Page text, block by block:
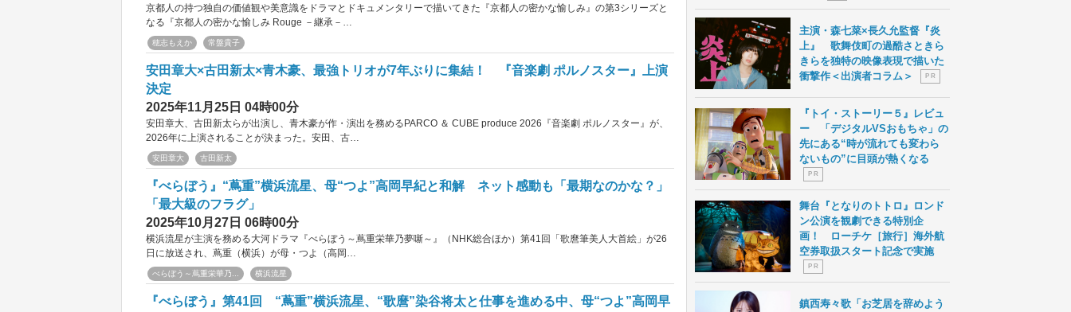
京都人の持つ独自の価値観や美意識をドラマとドキュメンタリーで描いてきた『京都人の密かな愉しみ』の第3シリーズと
なる『京都人の密かな愉しみ Rouge －継承－…
穂志もえか 常盤貴子
安田章大×古田新太×青木豪、最強トリオが7年ぶりに集結！ 『音楽劇 ポルノスター』上演
決定
2025年11月25日 04時00分
安田章大、古田新太らが出演し、青木豪が作・演出を務めるPARCO ＆ CUBE produce 2026『音楽劇 ポルノスター』が、
2026年に上演されることが決まった。安田、古…
安田章大 古田新太
『べらぼう』“蔦重”横浜流星、母“つよ”高岡早紀と和解 ネット感動も「最期なのかな？」
「最大級のフラグ」
2025年10月27日 06時00分
横浜流星が主演を務める大河ドラマ『べらぼう～蔦重栄華乃夢噺～』（NHK総合ほか）第41回「歌麿筆美人大首絵」が26
日に放送され、蔦重（横浜）が母・つよ（高岡…
べらぼう～蔦重栄華乃... 横浜流星
『べらぼう』第41回 “蔦重”横浜流星、“歌麿”染谷将太と仕事を進める中、母“つよ”高岡早
主演・森七菜×長久允監督『炎
上』 歌舞伎町の過酷さときら
きらを独特の映像表現で描いた
衝撃作＜出演者コラム＞
P R
『トイ・ストーリー５』レビュ
ー 「デジタルVSおもちゃ」の
先にある“時が流れても変わら
ないもの”に目頭が熱くなる
P R
舞台『となりのトトロ』ロンド
ン公演を観劇できる特別企
画！ ローチケ［旅行］海外航
空券取扱スタート記念で実施
P R
鎮西寿々歌「お芝居を辞めよう